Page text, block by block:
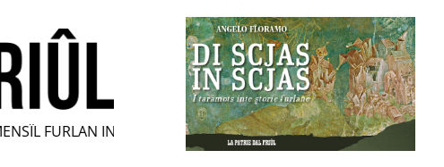
FURLAN INDIPENDENT • INDEPENDENT FRIULIAN MONTHLY